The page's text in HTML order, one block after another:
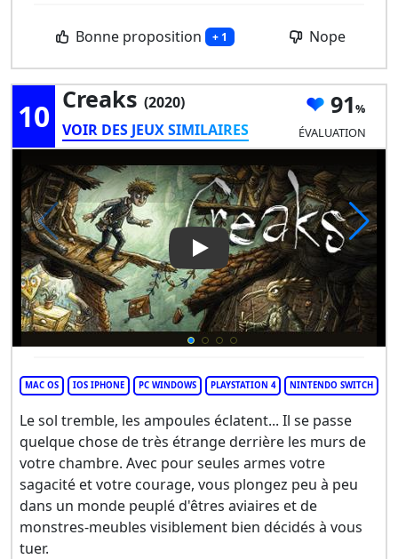
Bonne proposition + 1 Nope
10 Creaks (2020)
VOIR DES JEUX SIMILAIRES
91
ÉVALUATION
Play Video: Creaks
MAC OS IOS IPHONE PC WINDOWS PLAYSTATION 4 NINTENDO SWITCH
Le sol tremble, les ampoules éclatent... Il se passe
quelque chose de très étrange derrière les murs de
votre chambre. Avec pour seules armes votre
sagacité et votre courage, vous plongez peu à peu
dans un monde peuplé d'êtres aviaires et de
monstres-meubles visiblement bien décidés à vous
tuer.